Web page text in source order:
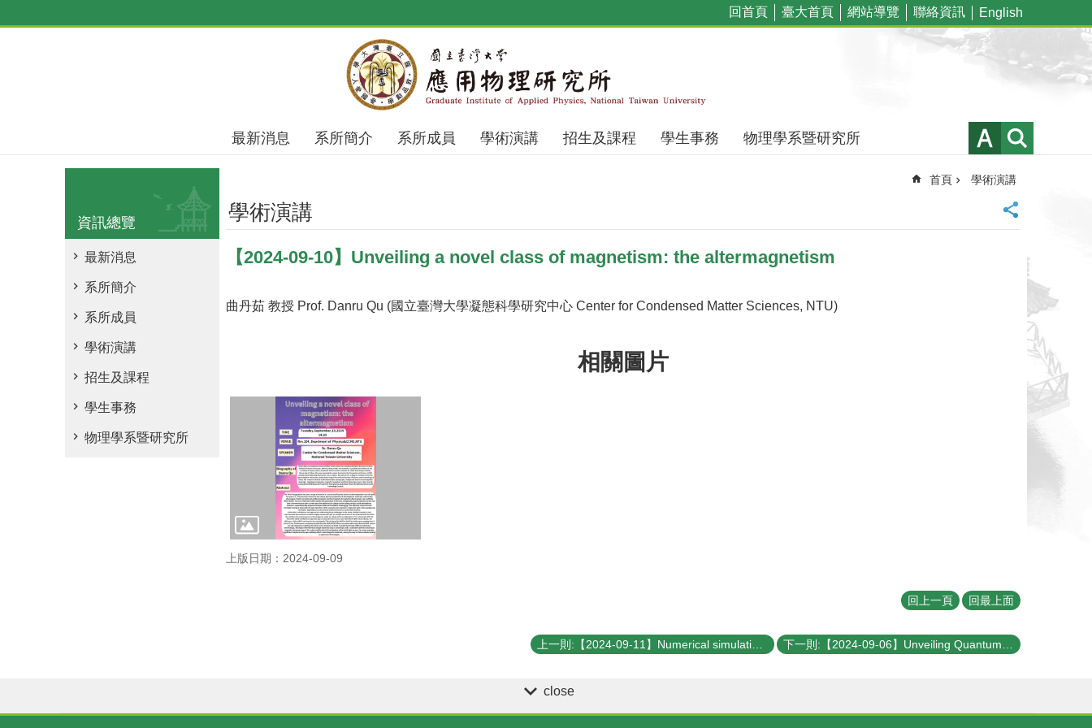
回首頁 臺大首頁 網站導覽 聯絡資訊 English
最新消息 系所簡介 系所成員 學術演講 招生及課程 學生事務 物理學系暨研究所
資訊總覽
最新消息
系所簡介
系所成員
學術演講
招生及課程
學生事務
物理學系暨研究所
首頁 學術演講
學術演講
【2024-09-10】Unveiling a novel class of magnetism: the altermagnetism
曲丹茹 教授 Prof. Danru Qu (國立臺灣大學凝態科學研究中心 Center for Condensed Matter Sciences, NTU)
相關圖片
上版日期：2024-09-09
回上一頁 回最上面
close